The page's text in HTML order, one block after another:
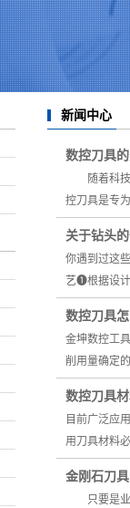
新闻中心
数控刀具
随着科技
控刀具是专
关于钻头
你遇到过这
艺❶根据设
数控刀具怎
金坤数控工
削用量确定
数控刀具
目前广泛应
用刀具材料
金刚石刀
只要是业